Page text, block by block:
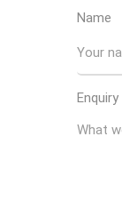
Name
Enquiry